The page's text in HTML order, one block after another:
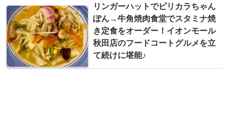
リンガーハットでピリカラちゃん
ぽん→牛角焼肉食堂でスタミナ焼
き定食をオーダー！イオンモール
秋田店のフードコートグルメを立
て続けに堪能♪